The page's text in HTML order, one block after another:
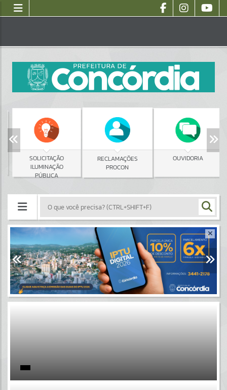
SOLICITAÇÃO
ILUMINAÇÃO
PÚBLICA
RECLAMAÇÕES
PROCON
OUVIDORIA
Portais
Por favor, aguarde...
Por favor, aguarde...